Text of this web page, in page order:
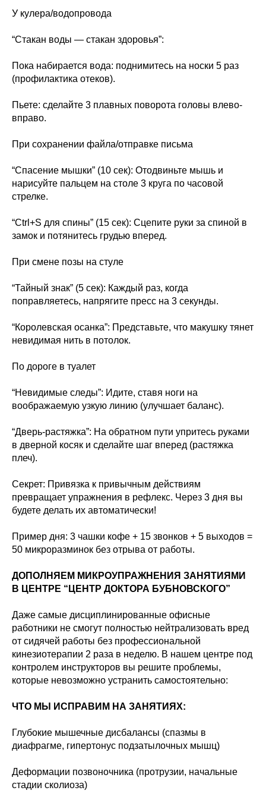
У кулера/водопровода
“Стакан воды — стакан здоровья”:
Пока набирается вода: поднимитесь на носки 5 раз
(профилактика отеков).
Пьете: сделайте 3 плавных поворота головы влево-
вправо.
При сохранении файла/отправке письма
“Спасение мышки” (10 сек): Отодвиньте мышь и
нарисуйте пальцем на столе 3 круга по часовой
стрелке.
“Ctrl+S для спины” (15 сек): Сцепите руки за спиной в
замок и потянитесь грудью вперед.
При смене позы на стуле
“Тайный знак” (5 сек): Каждый раз, когда
поправляетесь, напрягите пресс на 3 секунды.
“Королевская осанка”: Представьте, что макушку тянет
невидимая нить в потолок.
По дороге в туалет
“Невидимые следы”: Идите, ставя ноги на
воображаемую узкую линию (улучшает баланс).
“Дверь-растяжка”: На обратном пути упритесь руками
в дверной косяк и сделайте шаг вперед (растяжка
плеч).
Секрет: Привязка к привычным действиям
превращает упражнения в рефлекс. Через 3 дня вы
будете делать их автоматически!
Пример дня: 3 чашки кофе + 15 звонков + 5 выходов =
50 микроразминок без отрыва от работы.
ДОПОЛНЯЕМ МИКРОУПРАЖНЕНИЯ ЗАНЯТИЯМИ
В ЦЕНТРЕ “ЦЕНТР ДОКТОРА БУБНОВСКОГО”
Даже самые дисциплинированные офисные
работники не смогут полностью нейтрализовать вред
от сидячей работы без профессиональной
кинезиотерапии 2 раза в неделю. В нашем центре под
контролем инструкторов вы решите проблемы,
которые невозможно устранить самостоятельно:
ЧТО МЫ ИСПРАВИМ НА ЗАНЯТИЯХ:
Глубокие мышечные дисбалансы (спазмы в
диафрагме, гипертонус подзатылочных мышц)
Деформации позвоночника (протрузии, начальные
стадии сколиоза)
SIA "KINEZIS", Рег. номер 40203177590
Бубновского
Код медицинского учреждения 010001956
Центр доктора Бубновского в Риге